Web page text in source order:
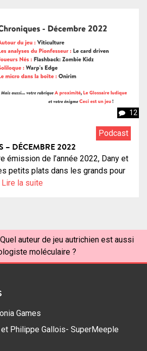
12
Podcast
– DÉCEMBRE 2022
émission de l’année 2022, Dany et
petits plats dans les grands pour
Lire la suite
Quel auteur de jeu autrichien est aussi
moléculaire ?
Games
Philippe Gallois- SuperMeeple